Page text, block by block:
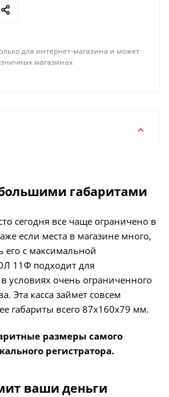
для интернет-магазина и может
магазинах
габаритами
сегодня все чаще ограничено в
если места в магазине много,
его с максимальной
11Ф подходит для
условиях очень ограниченного
Эта касса займет совсем
габариты всего 87х160х79 мм.
размеры самого
регистратора.
ваши деньги